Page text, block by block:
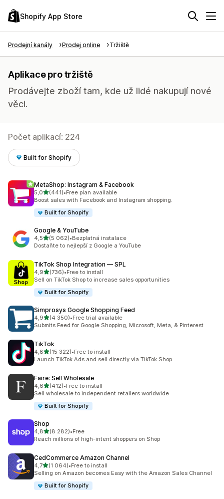
Shopify App Store
Prodejní kanály Prodej online Tržiště
Aplikace pro tržiště
Prodávejte zboží tam, kde už lidé nakupují nové
věci.
Počet aplikací: 224
Built for Shopify
MetaShop: Instagram & Facebook
5,0z 5 hvězd
(441)
Celkový počet recenzí: 441
•Free plan available
Boost sales with Facebook and Instagram shopping.
Built for Shopify
Google & YouTube
4,5z 5 hvězd
(5 062)
Celkový počet recenzí: 5062
•Bezplatná instalace
Dostaňte to nejlepší z Google a YouTube
TikTok Shop Integration — SPL
4,9z 5 hvězd
(736)
Celkový počet recenzí: 736
•Free to install
Sell on TikTok Shop to increase sales opportunities
Built for Shopify
Simprosys Google Shopping Feed
4,9z 5 hvězd
(4 350)
Celkový počet recenzí: 4350
•Free trial available
Submits Feed for Google Shopping, Microsoft, Meta, & Pinterest
TikTok
4,8z 5 hvězd
(15 322)
Celkový počet recenzí: 15322
•Free to install
Launch TikTok Ads and sell directly via TikTok Shop
Faire: Sell Wholesale
4,6z 5 hvězd
(412)
Celkový počet recenzí: 412
•Free to install
Sell wholesale to independent retailers worldwide
Built for Shopify
Shop
4,8z 5 hvězd
(8 282)
Celkový počet recenzí: 8282
•Free
Reach millions of high-intent shoppers on Shop
CedCommerce Amazon Channel
4,7z 5 hvězd
(1 064)
Celkový počet recenzí: 1064
•Free to install
Selling on Amazon becomes Easy with the Amazon Sales Channel
Built for Shopify